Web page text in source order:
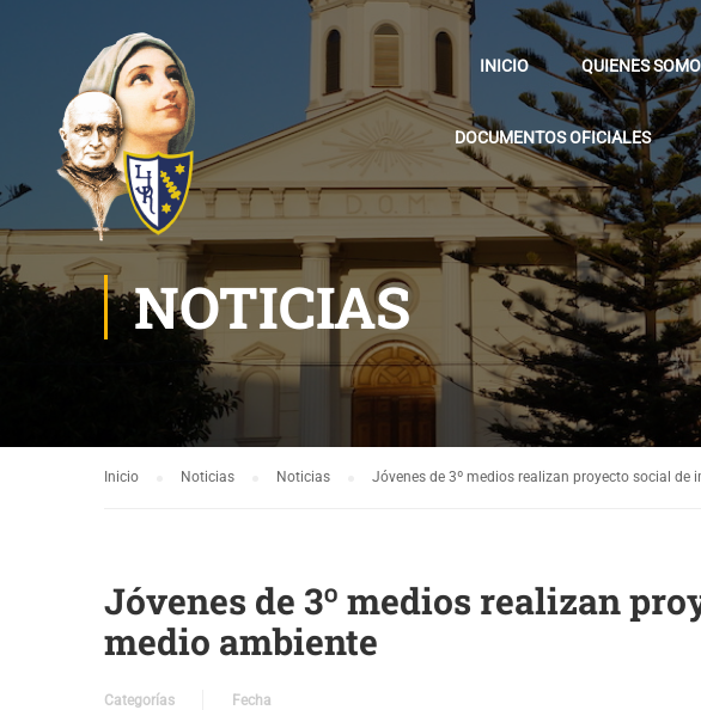
INICIO QUIENES
DOCUMENTOS OFICIALES
NOTICIAS
Inicio Noticias Noticias Jóvenes de 3º medios realizan proyecto social de
Jóvenes de 3º medios realizan
medio ambiente
Categorías
Fecha